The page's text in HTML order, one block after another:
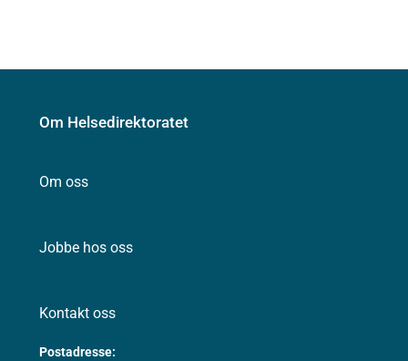
Om Helsedirektoratet
Om oss
Jobbe hos oss
Kontakt oss
Postadresse: